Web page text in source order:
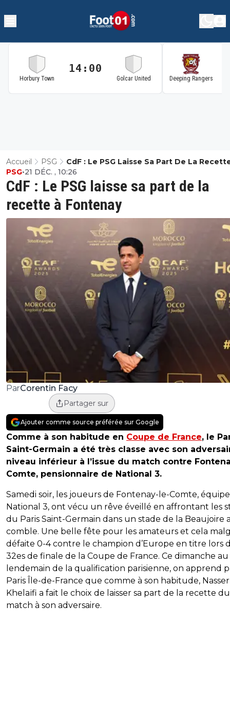
Horbury Town
14:00
Golcar United Deeping Rangers
Accueil PSG
CdF : Le PSG Laisse Sa Part De La
Fontenay
CdF : Le PSG laisse sa part de la
recette à Fontenay
PSG•21 DÉC. , 10:26
ParCorentin Facy
Partager sur
Ajouter comme source préférée sur Google
Comme à son habitude en Coupe de France, le
Saint-Germain a été très classe avec son
niveau inférieur à l’issue du match contre
Comte, pensionnaire de National 3.
Samedi soir, les joueurs de Fontenay-le-Comte,
National 3, ont vécu un rêve éveillé en affrontant les
du Paris Saint-Germain dans un stade de la Beaujoire
comble. Une belle fête pour les amateurs et cela
défaite 0-4 contre le champion d’Europe en titre lors
32es de finale de la Coupe de France. Ce dimanche au
lendemain de la qualification parisienne, on apprend
Paris Île-de-France que comme à son habitude,
Khelaïfi a fait le choix de laisser sa part de la recette du
match à son adversaire.